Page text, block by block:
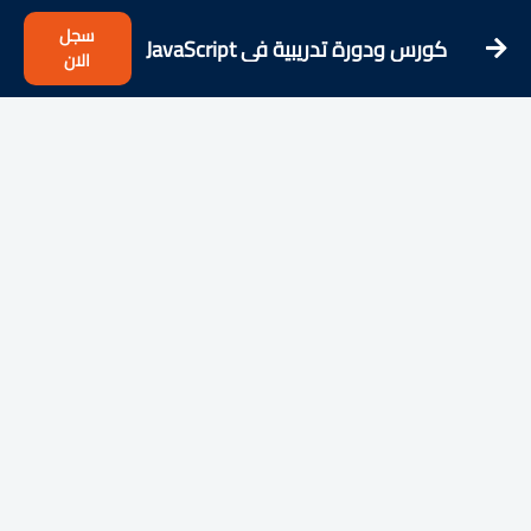
كورس ودورة تدريبية فى JavaScript
Basics Course
سجل
الان